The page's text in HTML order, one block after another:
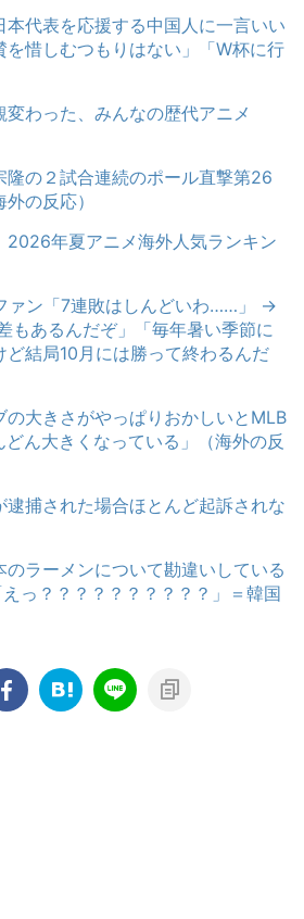
本代表を応援する中国人に一言いい
惜しむつもりはない」「W杯に行
わった、みんなの歴代アニメ
隆の２試合連続のポール直撃第26
の反応）
2026年夏アニメ海外人気ランキン
ァン「7連敗はしんどいわ……」 →
もあるんだぞ」「毎年暑い季節に
ど結局10月には勝って終わるんだ
の大きさがやっぱりおかしいとMLB
ん大きくなっている」（海外の反
捕された場合ほとんど起訴されな
ラーメンについて勘違いしている
っ？？？？？？？？？？」＝韓国